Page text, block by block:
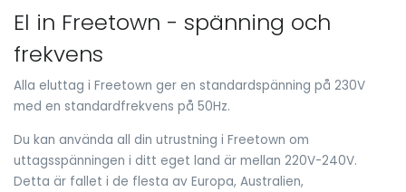
El in Freetown - spänning och
frekvens
Alla eluttag i Freetown ger en standardspänning på 230V
med en standardfrekvens på 50Hz.
Du kan använda all din utrustning i Freetown om
uttagsspänningen i ditt eget land är mellan 220V-240V.
Detta är fallet i de flesta av Europa, Australien,